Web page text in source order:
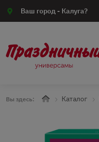
Ваш город - Калуга?
Вы здесь: Каталог